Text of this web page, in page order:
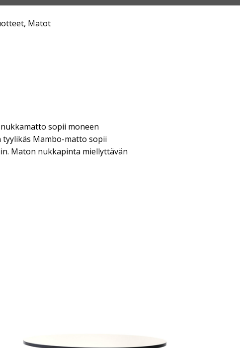
, Matot
sopii moneen
tyylikäs Mambo-matto sopii
Maton nukkapinta miellyttävän